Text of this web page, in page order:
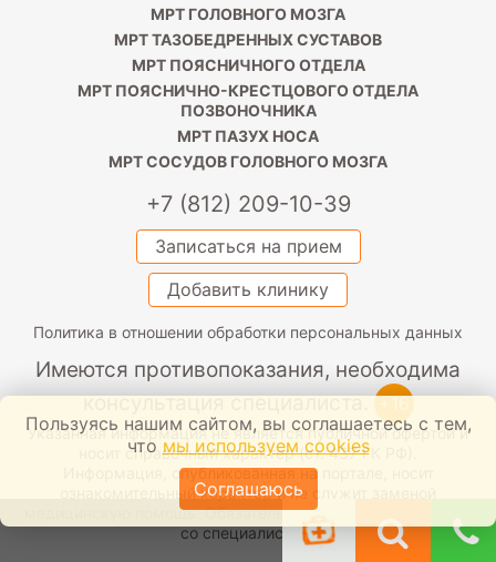
МРТ ГОЛОВНОГО МОЗГА
МРТ ТАЗОБЕДРЕННЫХ СУСТАВОВ
МРТ ПОЯСНИЧНОГО ОТДЕЛА
МРТ ПОЯСНИЧНО-КРЕСТЦОВОГО ОТДЕЛА
ПОЗВОНОЧНИКА
МРТ ПАЗУХ НОСА
МРТ СОСУДОВ ГОЛОВНОГО МОЗГА
+7 (812) 209-10-39
Записаться на прием
Добавить клинику
Политика в отношении обработки персональных данных
Имеются противопоказания, необходима
консультация специалиста. +16
Указанная информация не является публичной офертой и
носит справочный характер (ст. 437 ГК РФ).
Информация, опубликованная на портале, носит
ознакомительный характер и не служит заменой
медицинскую помощь. Обязательно проконсультируйтесь
со специалистом.
Пользуясь нашим сайтом, вы соглашаетесь с тем,
что мы используем cookies
Соглашаюсь